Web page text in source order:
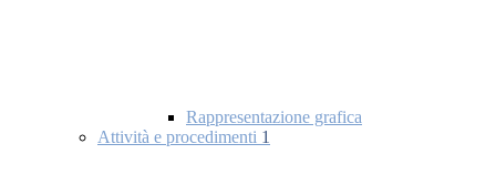
Rappresentazione grafica
Attività e procedimenti 1